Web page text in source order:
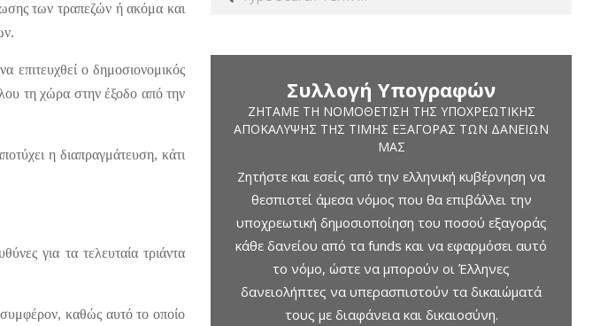
των τραπεζών ή ακόμα και
επιτευχθεί ο δημοσιονομικός
τη χώρα στην έξοδο από την
η διαπραγμάτευση, κάτι
για τα τελευταία τριάντα
συμφέρον, καθώς αυτό το οποίο
Συλλογή Υπογραφών
ΖΗΤΆΜΕ ΤΗ ΝΟΜΟΘΈΤΙΣΗ ΤΗΣ ΥΠΟΧΡΕΩΤΙΚΉΣ
ΑΠΟΚΆΛΥΨΗΣ ΤΗΣ ΤΙΜΉΣ ΕΞΑΓΟΡΆΣ ΤΩΝ ΔΑΝΕΊΩΝ
ΜΑΣ
Ζητήστε και εσείς από την ελληνική κυβέρνηση να
θεσπιστεί άμεσα νόμος που θα επιβάλλει την
υποχρεωτική δημοσιοποίηση του ποσού εξαγοράς
κάθε δανείου από τα funds και να εφαρμόσει αυτό
το νόμο, ώστε να μπορούν οι Έλληνες
δανειολήπτες να υπερασπιστούν τα δικαιώματά
τους με διαφάνεια και δικαιοσύνη.